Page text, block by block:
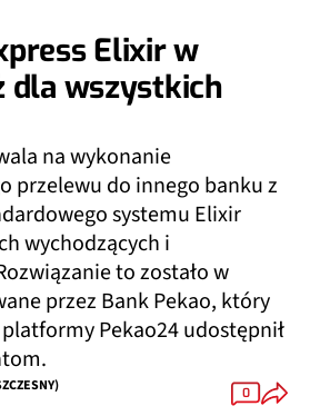
Elixir w
dla wszystkich
na wykonanie
przelewu do innego banku z
systemu Elixir
wychodzących i
to zostało w
przez Bank Pekao, który
Pekao24 udostępnił
0